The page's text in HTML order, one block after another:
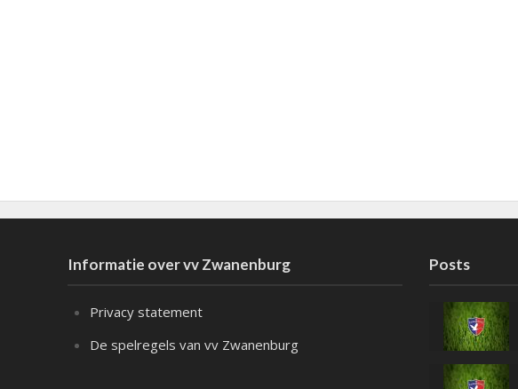
Informatie over vv Zwanenburg
Privacy statement
De spelregels van vv Zwanenburg
Posts